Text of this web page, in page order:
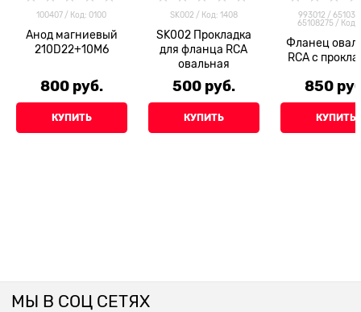
100407 / Код: 0100
Анод магниевый
210D22+10M6
800 руб.
КУПИТЬ
SK002 / Код: 1408
SK002 Прокладка
для фланца RCA
овальная
500 руб.
КУПИТЬ
993012 /
65108275 / Код:
Фланец
RCA с
850
КУПИТЬ
МЫ В СОЦ СЕТЯХ